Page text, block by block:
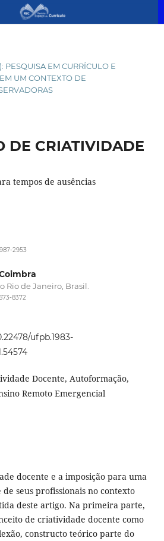
PESQUISA EM CURRÍCULO E
UM CONTEXTO DE
DE CRIATIVIDADE
tempos de ausências
2953
Rio de Janeiro, Brasil.
8372
ufpb.1983-
Docente, Autoformação,
Remoto Emergencial
docente e a imposição para uma
seus profissionais no contexto
deste artigo. Na primeira parte,
de criatividade docente como
constructo teórico parte do